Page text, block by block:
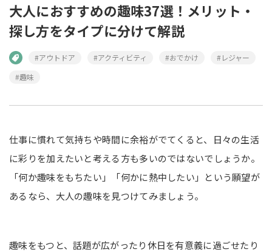
大人におすすめの趣味37選！メリット・
探し方をタイプに分けて解説
#アウトドア #アクティビティ #おでかけ
#レジャー
#趣味
仕事に慣れて気持ちや時間に余裕がでてくると、日々の生活
に彩りを加えたいと考える方も多いのではないでしょうか。
「何か趣味をもちたい」「何かに熱中したい」という願望が
あるなら、大人の趣味を見つけてみましょう。
趣味をもつと、話題が広がったり休日を有意義に過ごせたり